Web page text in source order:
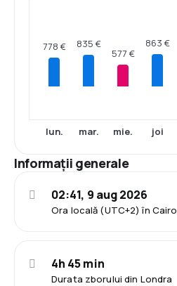
778 €
lun.
835 €
mar.
577 €
mie.
863 €
joi
Informații generale
Ora locală (UTC+2) în Cairo
02:41, 9 aug 2026
Durata zborului din Londra
4h 45 min